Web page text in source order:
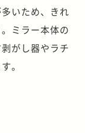
いため、きれ
ミラー本体の
がし器やラチ
。